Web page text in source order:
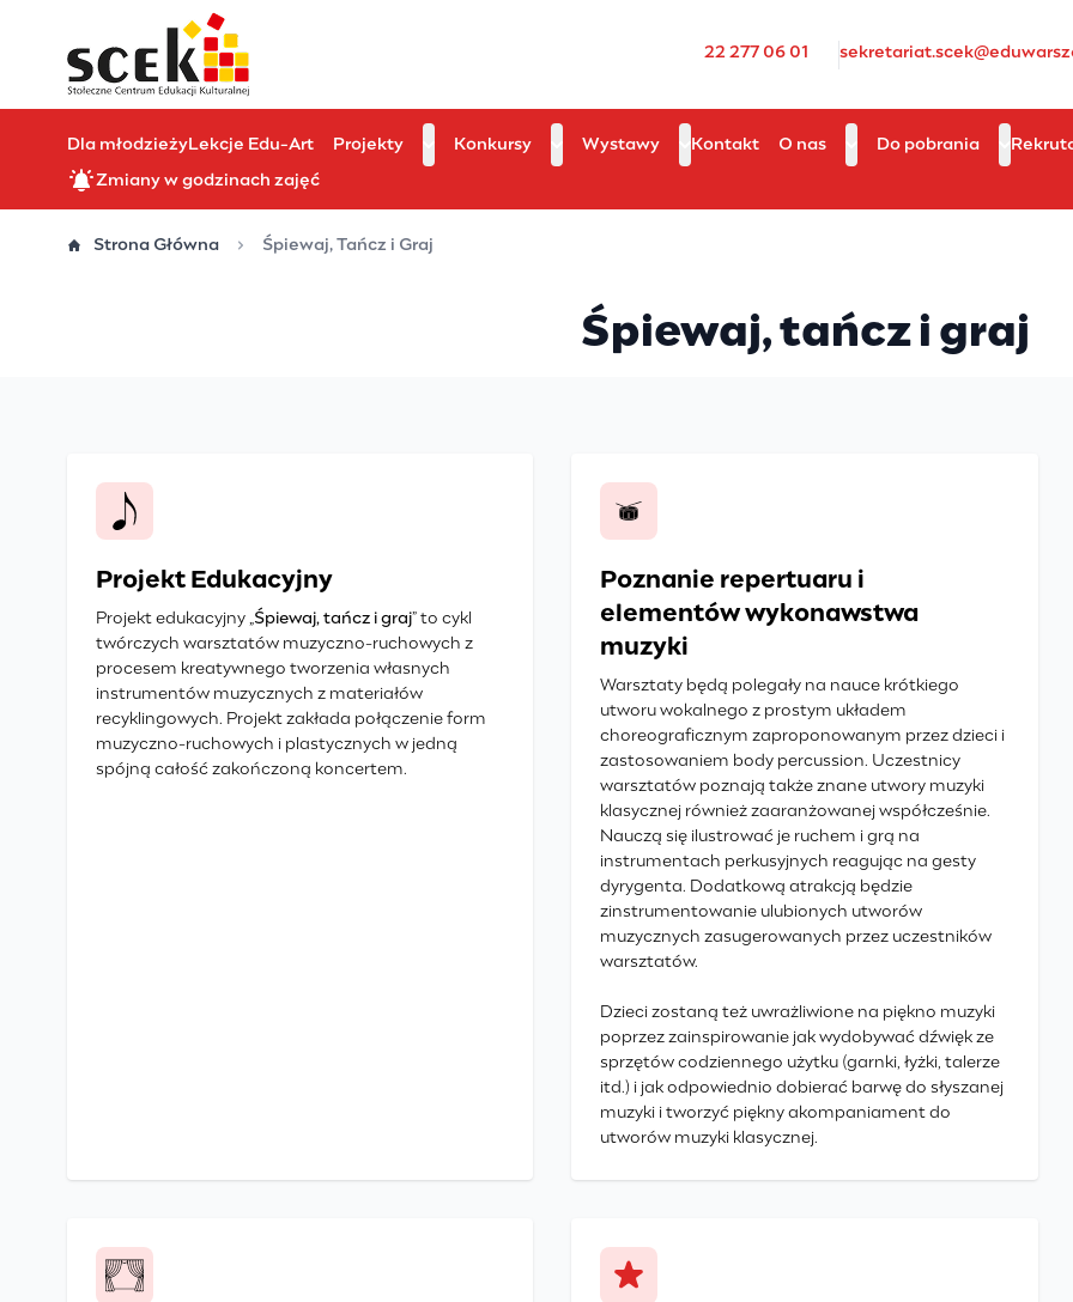
22 277 06 01
Dla młodzieżyLekcje Edu-Art Projekty Konkursy Wystawy Kontakt O nas Do pobrania
Zmiany w godzinach zajęć
Strona Główna Śpiewaj, Tańcz i Graj
Śpiewaj, tańcz i graj
Projekt Edukacyjny
Projekt edukacyjny „Śpiewaj, tańcz i graj” to cykl
twórczych warsztatów muzyczno-ruchowych z
procesem kreatywnego tworzenia własnych
instrumentów muzycznych z materiałów
recyklingowych. Projekt zakłada połączenie form
muzyczno-ruchowych i plastycznych w jedną
spójną całość zakończoną koncertem.
Poznanie repertuaru i
elementów wykonawstwa
muzyki
Warsztaty będą polegały na nauce krótkiego
utworu wokalnego z prostym układem
choreograficznym zaproponowanym przez dzieci i
zastosowaniem body percussion. Uczestnicy
warsztatów poznają także znane utwory muzyki
klasycznej również zaaranżowanej współcześnie.
Nauczą się ilustrować je ruchem i grą na
instrumentach perkusyjnych reagując na gesty
dyrygenta. Dodatkową atrakcją będzie
zinstrumentowanie ulubionych utworów
muzycznych zasugerowanych przez uczestników
warsztatów.
Dzieci zostaną też uwrażliwione na piękno muzyki
poprzez zainspirowanie jak wydobywać dźwięk ze
sprzętów codziennego użytku (garnki, łyżki, talerze
itd.) i jak odpowiednio dobierać barwę do słyszanej
muzyki i tworzyć piękny akompaniament do
utworów muzyki klasycznej.